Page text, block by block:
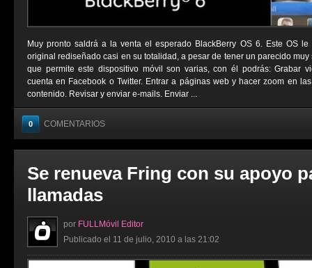
Muy pronto saldrá a la venta el esperado BlackBerry OS 6. Este OS
original rediseñado casi en su totalidad, a pesar de tener un parecido
que permite este dispositivo móvil son varias, con él podrás: Grabar
cuenta en Facebook o Twitter. Entrar a páginas web y hacer zoom en
contenido. Revisar y enviar e-mails. Enviar ...
0 COMENTARIOS
Se renueva Fring con su apoyo
llamadas
por FULLMóvil Editor
Publicado el 11 de julio, 2010 a las 21:02